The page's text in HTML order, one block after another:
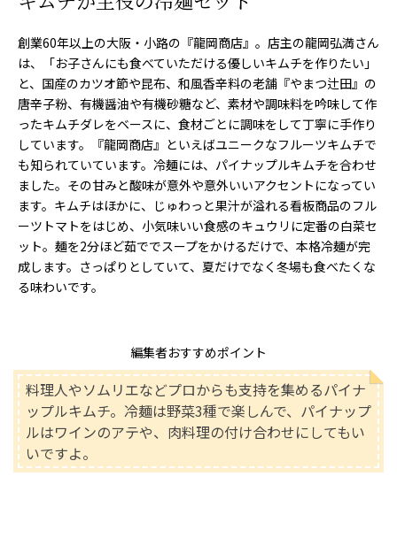
創業60年以上の大阪・小路の『龍岡商店』。店主の龍岡弘満さん
は、「お子さんにも食べていただける優しいキムチを作りたい」
と、国産のカツオ節や昆布、和風香辛料の老舗『やまつ辻田』の
唐辛子粉、有機醤油や有機砂糖など、素材や調味料を吟味して作
ったキムチダレをベースに、食材ごとに調味をして丁寧に手作り
しています。『龍岡商店』といえばユニークなフルーツキムチで
も知られていています。冷麺には、パイナップルキムチを合わせ
ました。その甘みと酸味が意外や意外いいアクセントになってい
ます。キムチはほかに、じゅわっと果汁が溢れる看板商品のフル
ーツトマトをはじめ、小気味いい食感のキュウリに定番の白菜セ
ット。麺を2分ほど茹ででスープをかけるだけで、本格冷麺が完
成します。さっぱりとしていて、夏だけでなく冬場も食べたくな
る味わいです。
編集者おすすめポイント
料理人やソムリエなどプロからも支持を集めるパイナ
ップルキムチ。冷麺は野菜3種で楽しんで、パイナップ
ルはワインのアテや、肉料理の付け合わせにしてもい
いですよ。